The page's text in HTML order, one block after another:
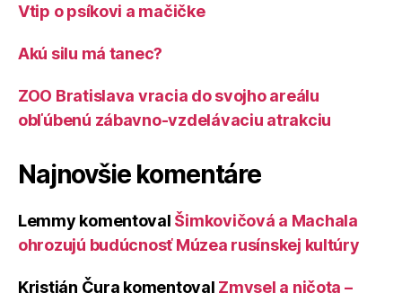
Vtip o psíkovi a mačičke
Akú silu má tanec?
ZOO Bratislava vracia do svojho areálu
obľúbenú zábavno-vzdelávaciu atrakciu
Najnovšie komentáre
Lemmy komentoval Šimkovičová a Machala
ohrozujú budúcnosť Múzea rusínskej kultúry
Kristián Čura komentoval Zmysel a ničota –